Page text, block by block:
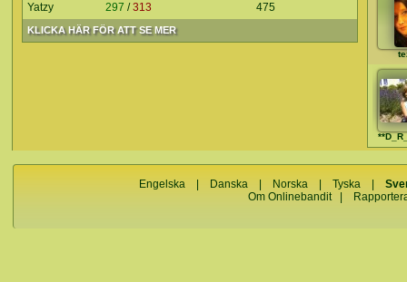
KLICKA HÄR FÖR ATT SE MER
Yatzy
297 /313 475
Engelska Danska Norska |Tyska |
Om Onlinebandit|